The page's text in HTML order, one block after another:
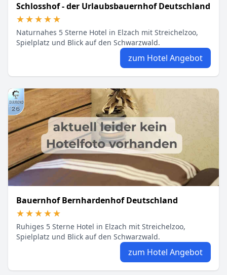
Schlosshof - der Urlaubsbauernhof Deutschland
★★★★★
★★★★★
Naturnahes 5 Sterne Hotel in Elzach mit Streichelzoo,
Spielplatz und Blick auf den Schwarzwald.
zum Hotel Angebot
Bauernhof Bernhardenhof Deutschland
★★★★★
★★★★★
Ruhiges 5 Sterne Hotel in Elzach mit Streichelzoo,
Spielplatz und Blick auf den Schwarzwald.
zum Hotel Angebot